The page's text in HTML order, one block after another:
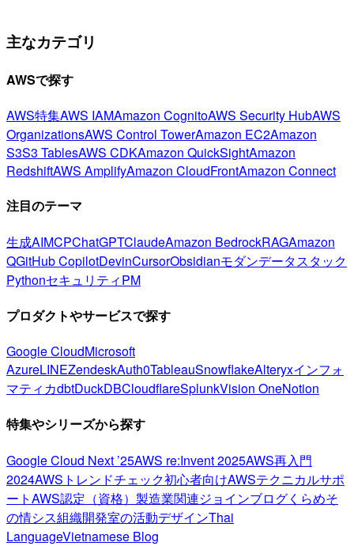
主なカテゴリ
AWSで探す
AWS特集AWS IAMAmazon CognitoAWS Security HubAWS
OrganizationsAWS Control TowerAmazon EC2Amazon
S3S3 TablesAWS CDKAmazon QuickSightAmazon
RedshiftAWS AmplifyAmazon CloudFrontAmazon Connect
注目のテーマ
生成AIMCPChatGPTClaudeAmazon BedrockRAGAmazon
QGitHub CopilotDevinCursorObsidianモダンデータスタック
PythonセキュリティPM
プロダクトやサービスで探す
Google CloudMicrosoft
AzureLINEZendeskAuth0TableauSnowflakeAlteryxインフォ
マティカdbtDuckDBCloudflareSplunkVision OneNotion
特集やシリーズから探す
Google Cloud Next ’25AWS re:Invent 2025AWS再入門
2024AWSトレンドチェック初心者向けAWSテクニカルサポ
ートAWS認定（資格） 製造業関連ジョインブログくらめそ
の情シス組織開発室の活動デザインThai
LanguageVietnamese Blog